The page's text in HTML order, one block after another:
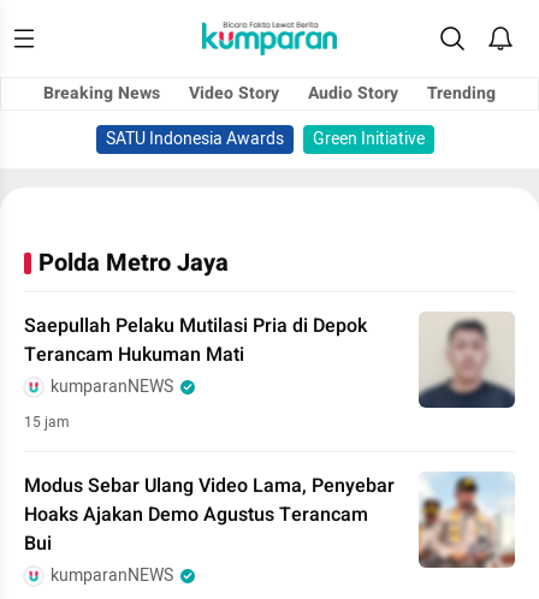
Breaking News Video Story Audio Story
Trending
SATU Indonesia Awards
Green Initiative
Polda Metro Jaya
Saepullah Pelaku Mutilasi Pria di Depok
Terancam Hukuman Mati
kumparanNEWS
15 jam
Modus Sebar Ulang Video Lama, Penyebar
Hoaks Ajakan Demo Agustus Terancam
Bui
kumparanNEWS